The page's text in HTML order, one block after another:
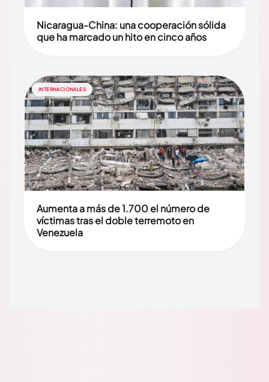
Nicaragua-China: una cooperación sólida
que ha marcado un hito en cinco años
INTERNACIONALES
Aumenta a más de 1.700 el número de
víctimas tras el doble terremoto en
Venezuela